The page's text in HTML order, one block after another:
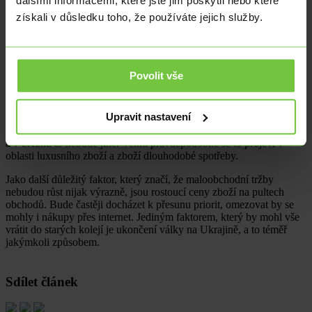
získali v důsledku toho, že používáte jejich služby.
Povolit vše
Upravit nastavení
březnem už tento faktor vyprchá.
o 9,2 %. Znamená to, že letošní březnová útrata Čechů bude
konfrontována s tímto vysokým číslem. Výsledek bude
pravděpodobně velmi nízké tempo růstu tržeb maloobchodníků,
V březnu už se také naplno projeví negativní vliv války na Ukrajině.
Přehodnocení priorit, za co a kolik Češi utrácejí přijde velmi rychle.
Nejistota budoucího vývoje má na maloobchodní tržby silný dopad
a v březnu to nebude jiné. Velmi pravděpodobně se to projeví v
oblasti luxusního zboží a zboží dlouhodobé spotřeby.
Jako další důležitý faktor, který značí, že maloobchodní tržby
nebudou růst nijak výrazně, jsou rostoucí ceny zboží na pultech
obchodů. Bude častěji docházet k přesunu priorit, omezovat by se
mohly i nákupy přes internet. Jediným faktorem, který by mohl vše
vrátit do starých kolejí je ukončení války na Ukrajině, a to téměř
jakýmkoli způsobem.
Sdílet článek